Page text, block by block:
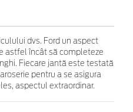
dvs. Ford un aspect
astfel încât să completeze
Fiecare jantă este testată
pentru a se asigura
aspectul extraordinar.